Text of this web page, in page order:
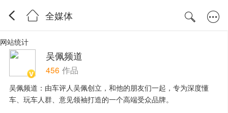
全媒体
网站统计
吴佩频道
456 作品
吴佩频道：由车评人吴佩创立，和他的朋友们一起，专为深度懂
车、玩车人群、意见领袖打造的一个高端受众品牌。